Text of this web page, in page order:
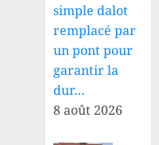
simple dalot
remplacé par
un pont pour
garantir la
dur…
8 août 2026